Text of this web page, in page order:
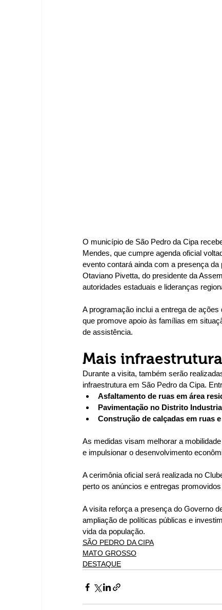
O município de São Pedro da Cipa
Mendes, que cumpre agenda oficial
evento contará ainda com a presença
Otaviano Pivetta, do presidente da
autoridades estaduais e lideranças
A programação inclui a entrega de
que promove apoio às famílias em
de assistência.
Mais
Durante a visita, também serão
infraestrutura em São Pedro da Cipa.
Asfaltamento de ruas em área
Pavimentação no Distrito
Construção de calçadas em ruas
As medidas visam melhorar a
e impulsionar o desenvolvimento
A cerimônia oficial será realizada no
perto os anúncios e entregas
A visita reforça a presença do Governo
ampliação de políticas públicas e
vida da população.
SÃO PEDRO DA CIPA
MATO GROSSO
DESTAQUE